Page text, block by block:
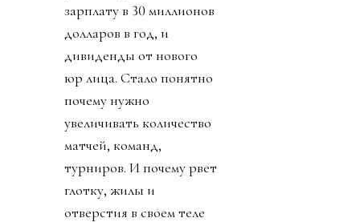
о потере доверия к
Инфантино. Как
говорится, Борман
понял, что проиграл. На
пятый день Инфантино
заявил, что план
отменяется. Пресса
узнала, что Джанни себе
уже выторговал
зарплату в 30 миллионов